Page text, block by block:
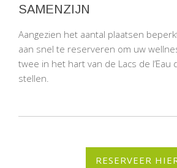
SAMENZIJN
Aangezien het aantal plaatsen
aan snel te reserveren om uw
twee in het hart van de Lacs de l’Eau
stellen.
RESERVEER